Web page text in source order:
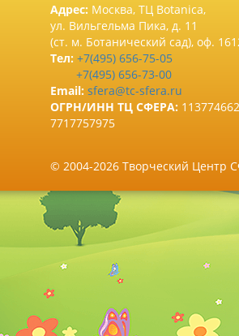
Адрес: Москва, ТЦ Botanica,
ул. Вильгельма Пика, д. 11
(ст. м. Ботанический сад), оф.
Тел: +7(495) 656-75-05
+7(495) 656-73-00
Email: sfera@tc-sfera.ru
ОГРН/ИНН ТЦ СФЕРА:
7717757975
© 2004-2026 Творческий Центр